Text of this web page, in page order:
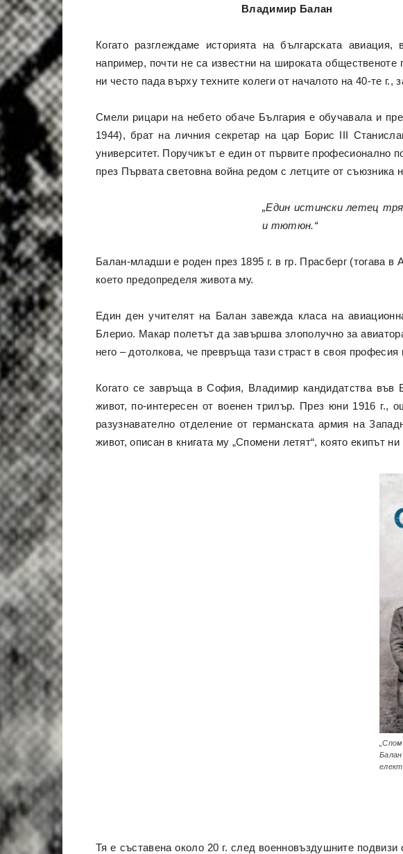
Владимир Балан
Когато разглеждаме историята на българската
например, почти не са известни на широката
ни често пада върху техните колеги от началото на 40-те
Смели рицари на небето обаче България е обучавала и
1944), брат на личния секретар на цар Борис ІІІ
университет. Поручикът е един от първите професионално
през Първата световна война редом с летците от съюзника
„Един истински летец
и тютюн.“
Балан-младши е роден през 1895 г. в гр. Прасберг (тогава
което предопределя живота му.
Един ден учителят на Балан завежда класа на
Блерио. Макар полетът да завършва злополучно за
него – дотолкова, че превръща тази страст в своя професия
Когато се завръща в София, Владимир кандидатства
живот, по-интересен от военен трилър. През юни 1916
разузнавателно отделение от германската армия на
живот, описан в книгата му „Спомени летят“, която екипът
Тя е съставена около 20 г. след военновъздушните